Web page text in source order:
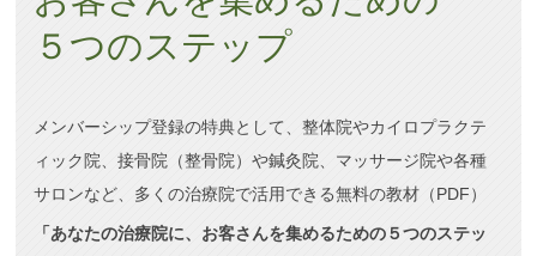
５つのステップ
メンバーシップ登録の特典として、整体院やカイロプラクテ
ィック院、接骨院（整骨院）や鍼灸院、マッサージ院や各種
サロンなど、多くの治療院で活用できる無料の教材（PDF）
「あなたの治療院に、お客さんを集めるための５つのステッ